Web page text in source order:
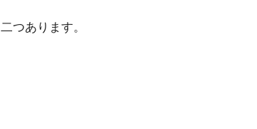
つあります。